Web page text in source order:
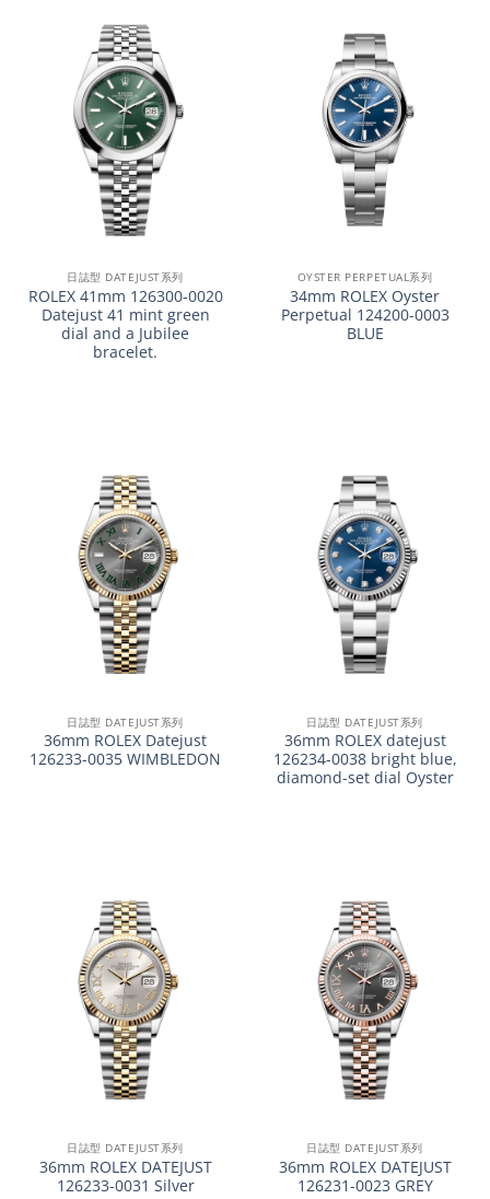
日誌型 DATEJUST系列
ROLEX 41mm 126300-0020
Datejust 41 mint green
dial and a Jubilee
bracelet.
OYSTER PERPETUAL系列
34mm ROLEX Oyster
Perpetual 124200-0003
BLUE
日誌型 DATEJUST系列
36mm ROLEX Datejust
126233-0035 WIMBLEDON
日誌型 DATEJUST系列
36mm ROLEX datejust
126234-0038 bright blue,
diamond-set dial Oyster
日誌型 DATEJUST系列
36mm ROLEX DATEJUST
126233-0031 Silver
日誌型 DATEJUST系列
36mm ROLEX DATEJUST
126231-0023 GREY